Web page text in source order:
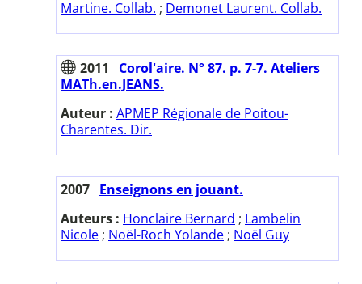
Martine. Collab. ; Demonet Laurent. Collab.
2011
Corol'aire. N° 87. p. 7-7. Ateliers
MATh.en.JEANS.
Auteur : APMEP Régionale de Poitou-
Charentes. Dir.
2007 Enseignons en jouant.
Auteurs : Honclaire Bernard ; Lambelin
Nicole ; Noël-Roch Yolande ; Noël Guy